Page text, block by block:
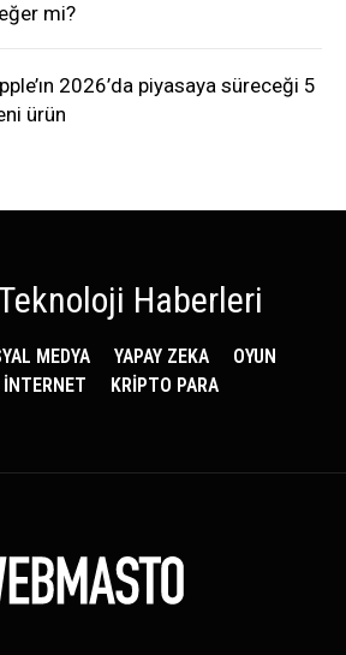
mi?
2026’da piyasaya süreceği 5
ürün
Haberleri
MEDYA YAPAY ZEKA
OYUN
İNTERNET KRİPTO PARA